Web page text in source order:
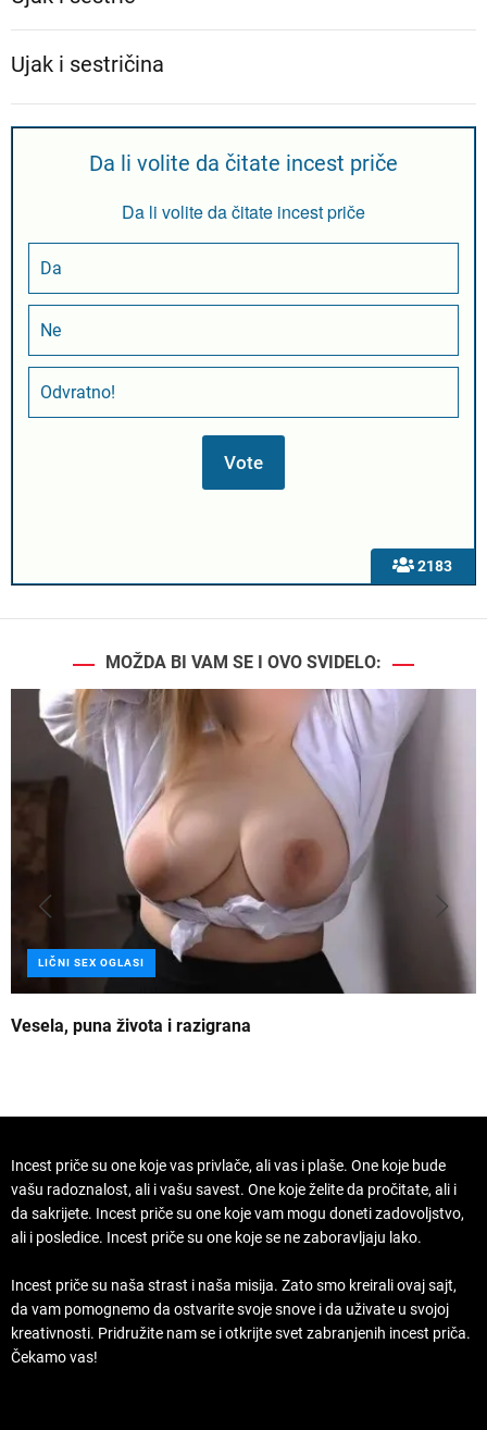
Ujak i sestričina
2183
Da li volite da čitate incest priče
Da li volite da čitate incest priče
Da
Ne
Odvratno!
MOŽDA BI VAM SE I OVO SVIDELO:
LIČNI SEX OGLASI
Vesela, puna života i razigrana
Incest priče su one koje vas privlače, ali vas i plaše. One koje bude
vašu radoznalost, ali i vašu savest. One koje želite da pročitate, ali i
da sakrijete. Incest priče su one koje vam mogu doneti zadovoljstvo,
ali i posledice. Incest priče su one koje se ne zaboravljaju lako.
Incest priče su naša strast i naša misija. Zato smo kreirali ovaj sajt,
da vam pomognemo da ostvarite svoje snove i da uživate u svojoj
kreativnosti. Pridružite nam se i otkrijte svet zabranjenih incest priča.
Čekamo vas!